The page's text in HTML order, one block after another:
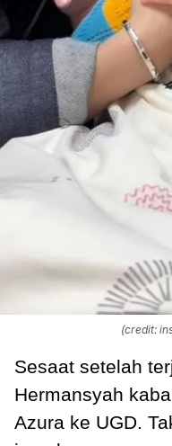
(credit:
Sesaat setelah
Hermansyah
Azura ke UGD.